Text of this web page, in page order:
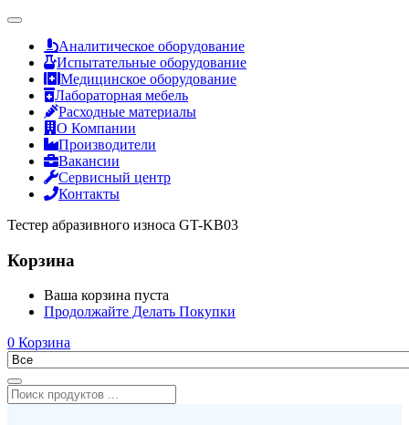
Аналитическое оборудование
Испытательные оборудование
Медицинское оборудование
Лабораторная мебель
Расходные материалы
О Компании
Производители
Вакансии
Сервисный центр
Контакты
Тестер абразивного износа GT-KB03
Корзина
Ваша корзина пуста
Продолжайте Делать Покупки
0 Корзина